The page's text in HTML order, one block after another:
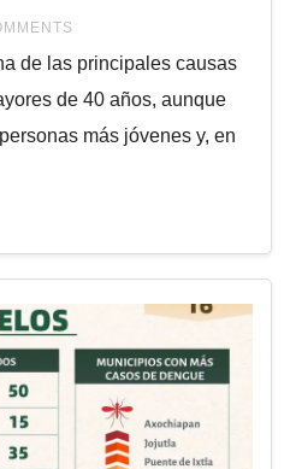
de las principales causas
de 40 años, aunque
más jóvenes y, en